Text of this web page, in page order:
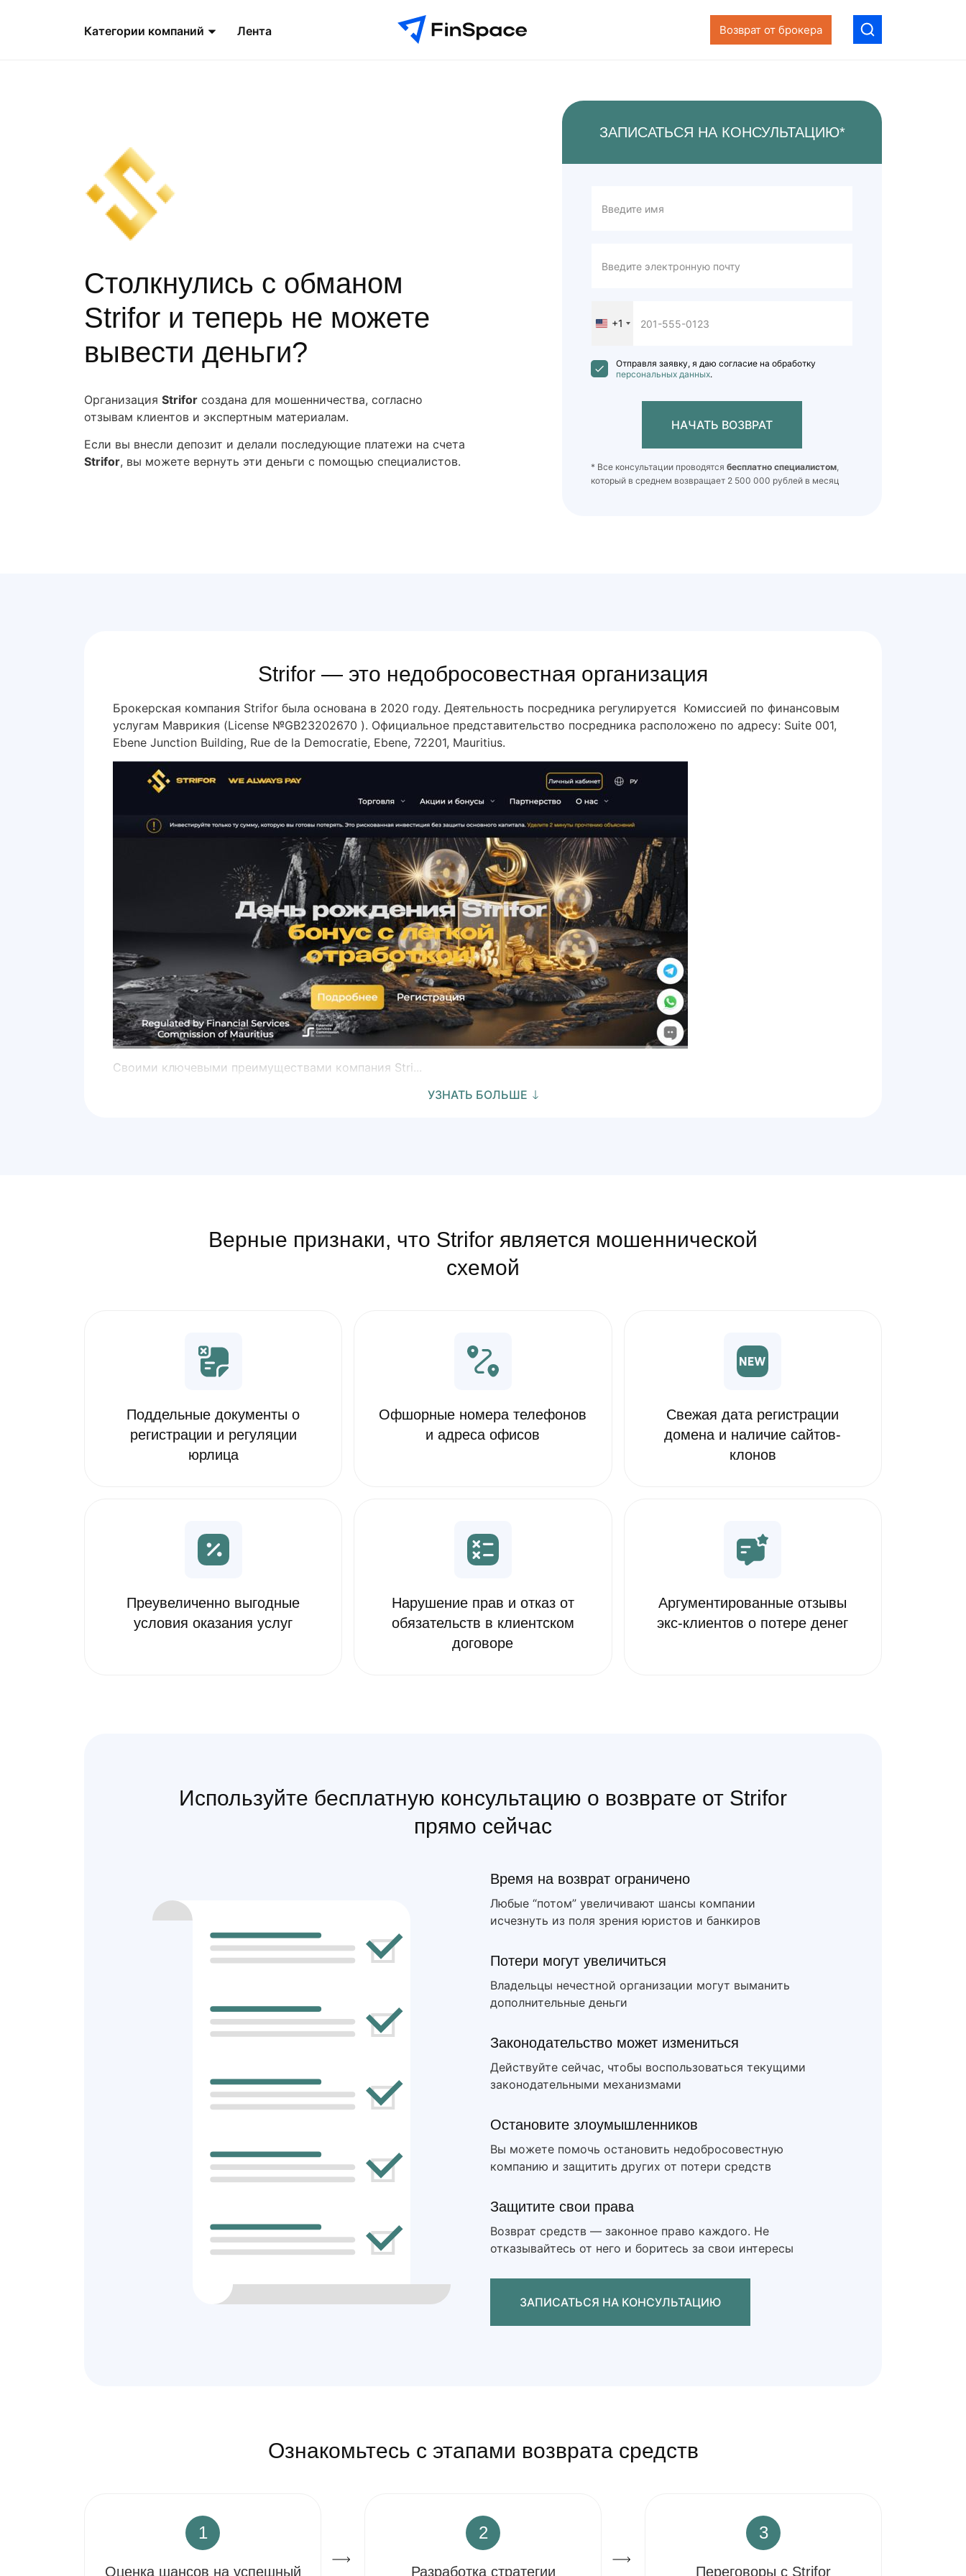
Категории компаний Лента Возврат от брокера
Столкнулись с обманом
Strifor и теперь не можете
вывести деньги?
Организация Strifor создана для мошенничества, согласно
отзывам клиентов и экспертным материалам.
Если вы внесли депозит и делали последующие платежи на счета
Strifor, вы можете вернуть эти деньги с помощью специалистов.
ЗАПИСАТЬСЯ НА КОНСУЛЬТАЦИЮ*
United
+1
+1
Отправля заявку, я даю согласие на обработку
персональных данных.
НАЧАТЬ ВОЗВРАТ
* Все консультации проводятся бесплатно специалистом,
который в среднем возвращает 2 500 000 рублей в месяц
Strifor — это недобросовестная организация
Брокерская компания Strifor была основана в 2020 году. Деятельность посредника регулируется Комиссией по финансовым
услугам Маврикия (License №GB23202670 ). Официальное представительство посредника расположено по адресу: Suite 001,
Ebene Junction Building, Rue de la Democratie, Ebene, 72201, Mauritius.
Своими ключевыми преимуществами компания Stri...
УЗНАТЬ БОЛЬШЕ
Верные признаки, что Strifor является мошеннической
схемой
Поддельные документы о
регистрации и регуляции
юрлица
Офшорные номера телефонов
и адреса офисов
Свежая дата регистрации
домена и наличие сайтов-
клонов
Преувеличенно выгодные
условия оказания услуг
Нарушение прав и отказ от
обязательств в клиентском
договоре
Аргументированные отзывы
экс-клиентов о потере денег
Используйте бесплатную консультацию о возврате от Strifor
прямо сейчас
Время на возврат ограничено
Любые “потом” увеличивают шансы компании
исчезнуть из поля зрения юристов и банкиров
Потери могут увеличиться
Владельцы нечестной организации могут выманить
дополнительные деньги
Законодательство может измениться
Действуйте сейчас, чтобы воспользоваться текущими
законодательными механизмами
Остановите злоумышленников
Вы можете помочь остановить недобросовестную
компанию и защитить других от потери средств
Защитите свои права
Возврат средств — законное право каждого. Не
отказывайтесь от него и боритесь за свои интересы
ЗАПИСАТЬСЯ НА КОНСУЛЬТАЦИЮ
Ознакомьтесь с этапами возврата средств
1
Оценка шансов на успешный
2
Разработка стратегии
3
Переговоры с Strifor